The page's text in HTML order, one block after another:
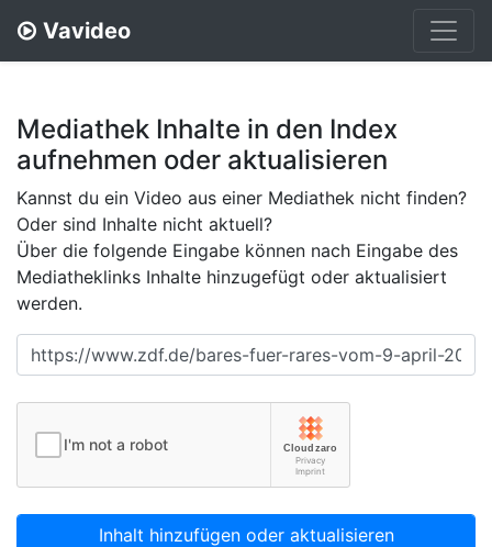
Vavideo
Mediathek Inhalte in den Index
aufnehmen oder aktualisieren
Kannst du ein Video aus einer Mediathek nicht finden?
Oder sind Inhalte nicht aktuell?
Über die folgende Eingabe können nach Eingabe des
Mediatheklinks Inhalte hinzugefügt oder aktualisiert
werden.
Inhalt hinzufügen oder aktualisieren